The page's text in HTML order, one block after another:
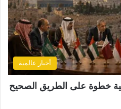
أخبار عالمية
خطوة على الطريق الصحيح